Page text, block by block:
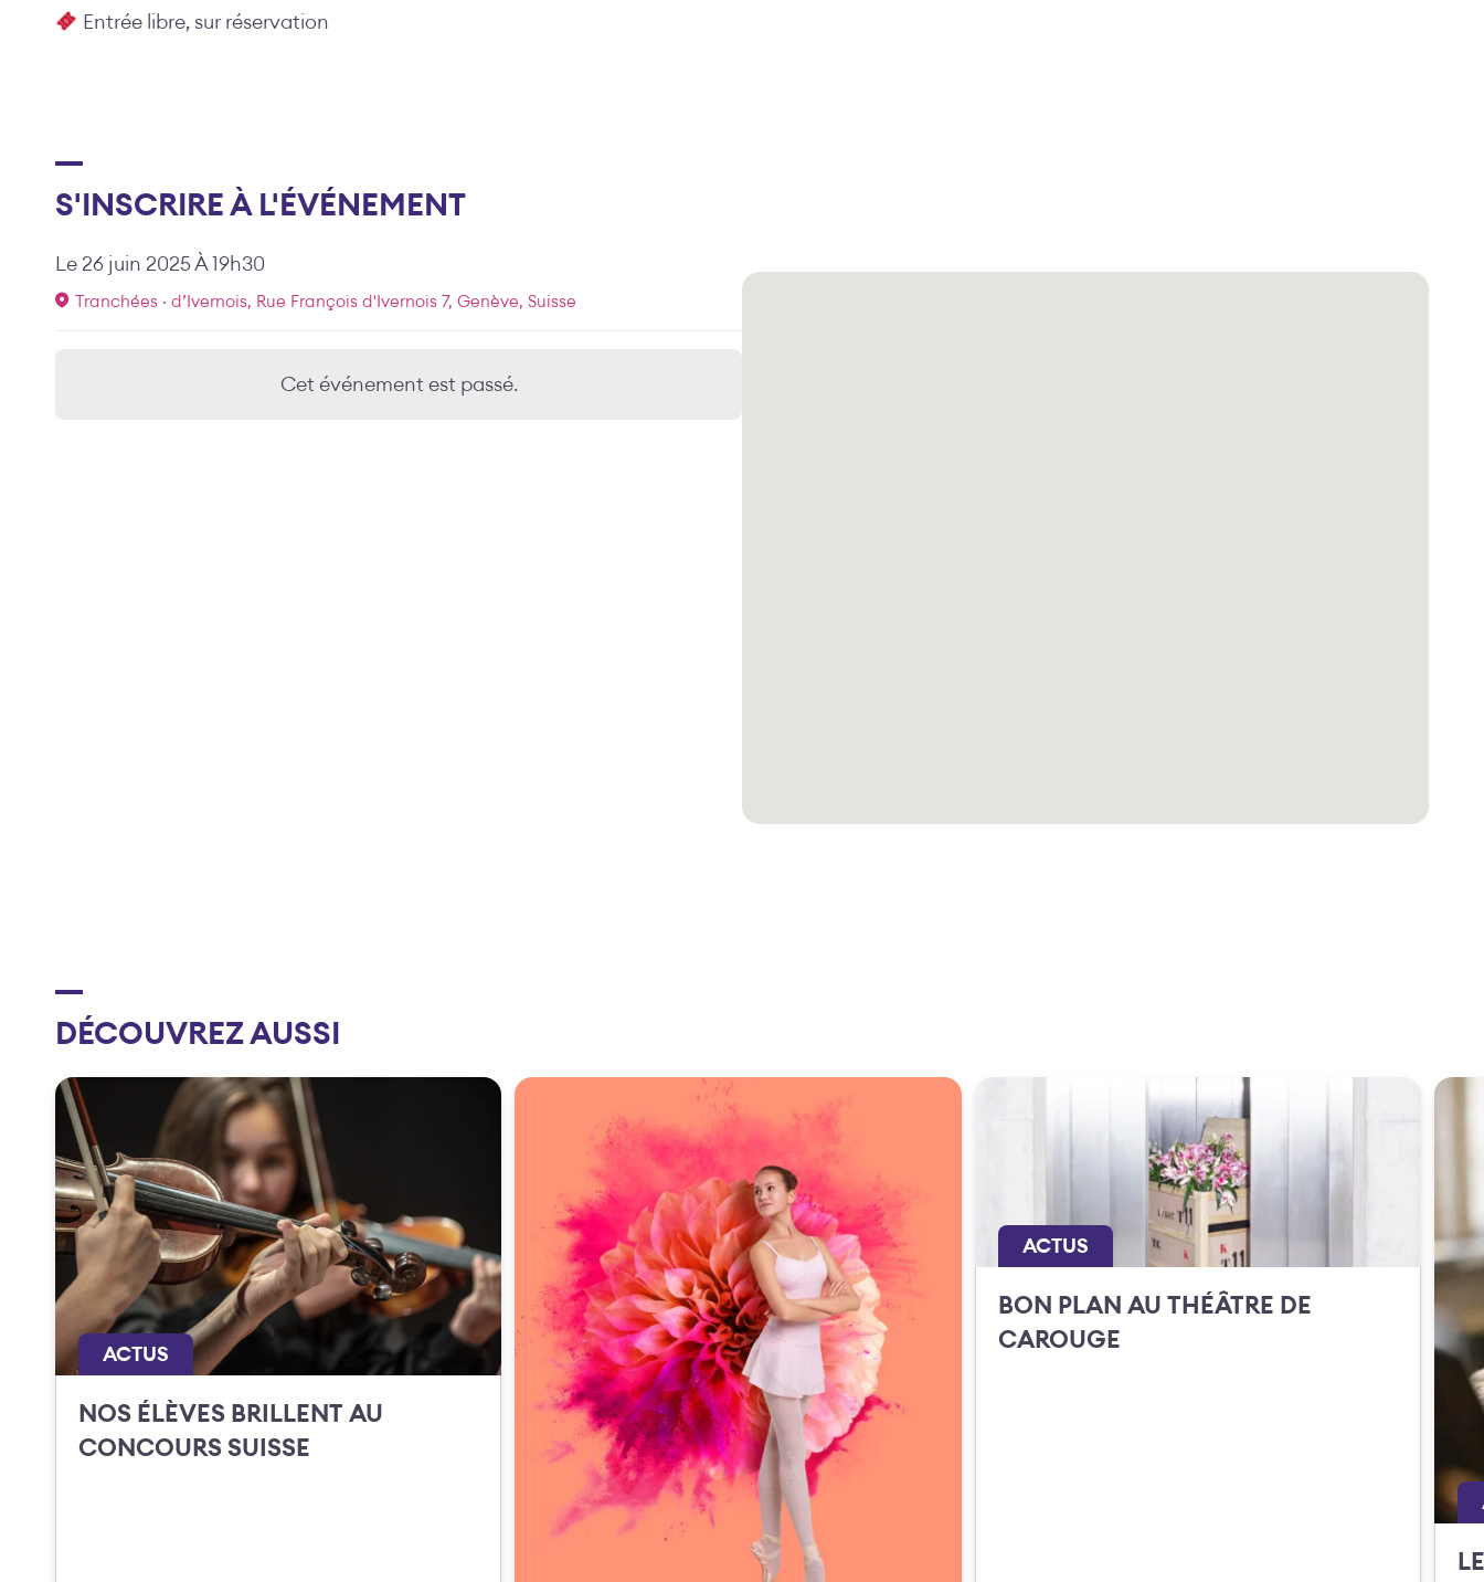
Entrée libre, sur réservation
S'INSCRIRE À L'ÉVÉNEMENT
Le 26 juin 2025 À 19h30
Tranchées · d’Ivernois, Rue François d'Ivernois 7, Genève, Suisse
Cet événement est passé.
DÉCOUVREZ AUSSI
ACTUS
NOS ÉLÈVES BRILLENT AU
CONCOURS SUISSE
ACTUS
BON PLAN AU THÉÂTRE DE
CAROUGE